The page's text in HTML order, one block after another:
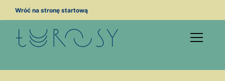
Wróć na stronę startową